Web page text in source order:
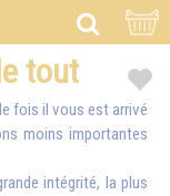
tout
fois il vous est arrivé
moins importantes
intégrité, la plus